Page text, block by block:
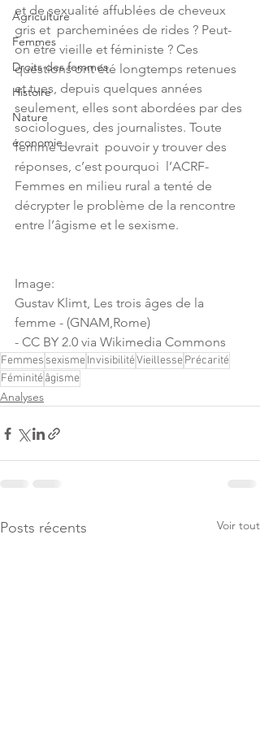
Agriculture
Femmes
Droits des femmes
Histoire
Nature
économie
et de sexualité affublées de cheveux
gris et  parcheminées de rides ? Peut-
on être vieille et féministe ? Ces
questions ont été longtemps retenues
et tues, depuis quelques années
seulement, elles sont abordées par des
sociologues, des journalistes. Toute
femme devrait  pouvoir y trouver des
réponses, c’est pourquoi  l’ACRF-
Femmes en milieu rural a tenté de
décrypter le problème de la rencontre
entre l’âgisme et le sexisme.
Image:
Gustav Klimt, Les trois âges de la
femme - (GNAM,Rome)
- CC BY 2.0 via Wikimedia Commons
Femmes sexismeInvisibilitéVieillessePrécarité
Féminitéâgisme
Analyses
Posts récents Voir tout